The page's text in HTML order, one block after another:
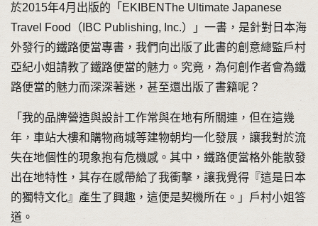
於2015年4月出版的「EKIBENThe Ultimate Japanese
Travel Food（IBC Publishing, Inc.）」一書，是針對日本海
外發行的鐵路便當專書，我們向出版了此書的創意總監戶村
亞紀小姐請教了鐵路便當的魅力。究竟，為何創作者會為鐵
路便當的魅力而深深著迷，甚至還出版了書籍呢？
「我的品牌營造與設計工作常與在地有所關連，但在這幾
年，車站大樓和購物商城等建物朝均一化發展，讓我對於流
失在地個性的現象抱有危機感。其中，鐵路便當格外能散發
出在地特性，其存在感帶給了我衝擊，讓我覺得『這是日本
的獨特文化』產生了興趣，這便是契機所在。」戶村小姐答
道。